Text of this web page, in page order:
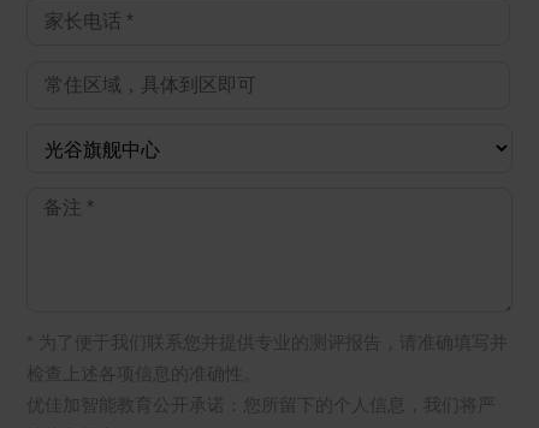
* 为了便于我们联系您并提供专业的测评报告，请准确填写并
检查上述各项信息的准确性。
优佳加智能教育公开承诺：您所留下的个人信息，我们将严